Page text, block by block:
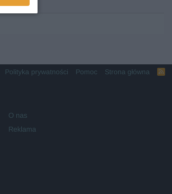
Polityka prywatności Pomoc Strona główna
R
O nas
Reklama